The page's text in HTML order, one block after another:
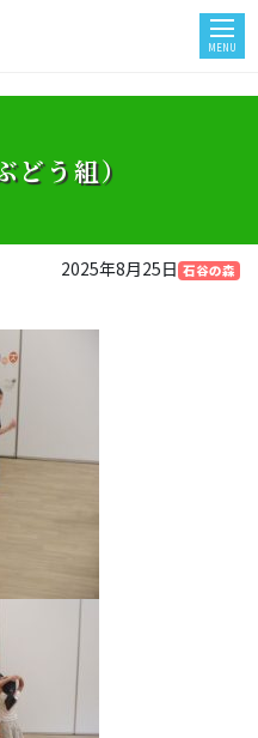
MENU
どう組）
2025年8月25日 石谷の森